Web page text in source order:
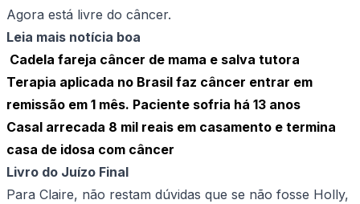
Agora está livre do câncer.
Leia mais notícia boa
Cadela fareja câncer de mama e salva tutora
Terapia aplicada no Brasil faz câncer entrar em
remissão em 1 mês. Paciente sofria há 13 anos
Casal arrecada 8 mil reais em casamento e termina
casa de idosa com câncer
Livro do Juízo Final
Para Claire, não restam dúvidas que se não fosse Holly,